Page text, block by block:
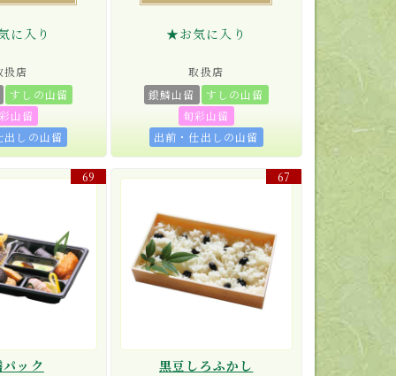
に入り
扱店
すしの山留
山留
出しの山留
★お気に入り
取扱店
銀鱗山留
すしの山留
旬彩山留
出前・仕出しの山留
69
ック
67
黒豆しろふかし